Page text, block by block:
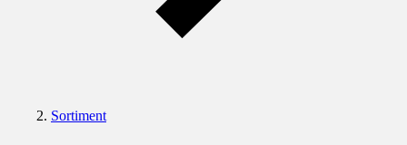
Sortiment